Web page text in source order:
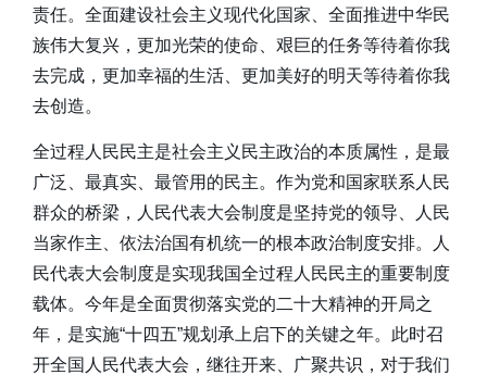
责任。全面建设社会主义现代化国家、全面推进中华民
族伟大复兴，更加光荣的使命、艰巨的任务等待着你我
去完成，更加幸福的生活、更加美好的明天等待着你我
去创造。
全过程人民民主是社会主义民主政治的本质属性，是最
广泛、最真实、最管用的民主。作为党和国家联系人民
群众的桥梁，人民代表大会制度是坚持党的领导、人民
当家作主、依法治国有机统一的根本政治制度安排。人
民代表大会制度是实现我国全过程人民民主的重要制度
载体。今年是全面贯彻落实党的二十大精神的开局之
年，是实施“十四五”规划承上启下的关键之年。此时召
开全国人民代表大会，继往开来、广聚共识，对于我们